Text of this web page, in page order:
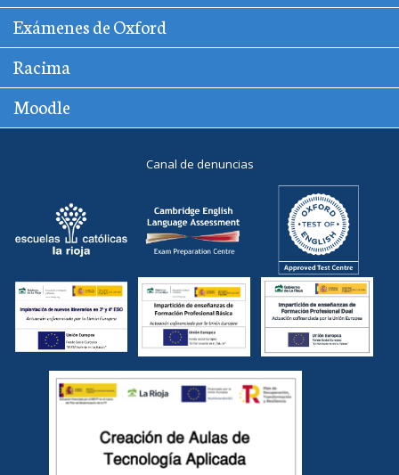
Exámenes de Oxford
Racima
Moodle
Canal de denuncias